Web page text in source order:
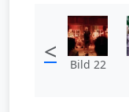
< Bild 22